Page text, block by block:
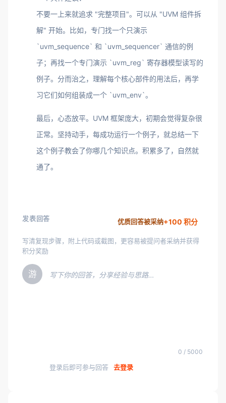
不要一上来就追求 "完整项目"。可以从 "UVM 组件拆
解" 开始。比如，专门找一个只演示
`uvm_sequence` 和 `uvm_sequencer` 通信的例
子；再找一个专门演示 `uvm_reg` 寄存器模型读写的
例子。分而治之，理解每个核心部件的用法后，再学
习它们如何组装成一个 `uvm_env`。
最后，心态放平。UVM 框架庞大，初期会觉得复杂很
正常。坚持动手，每成功运行一个例子，就总结一下
这个例子教会了你哪几个知识点。积累多了，自然就
通了。
发表回答 优质回答被采纳+100 积分
写清复现步骤，附上代码或截图，更容易被提问者采纳并获得
积分奖励
游 写下你的回答，分享经验与思路…
0 / 5000
登录后即可参与回答 去登录